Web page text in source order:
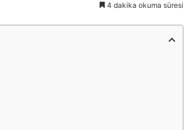
4 dakika okuma süresi